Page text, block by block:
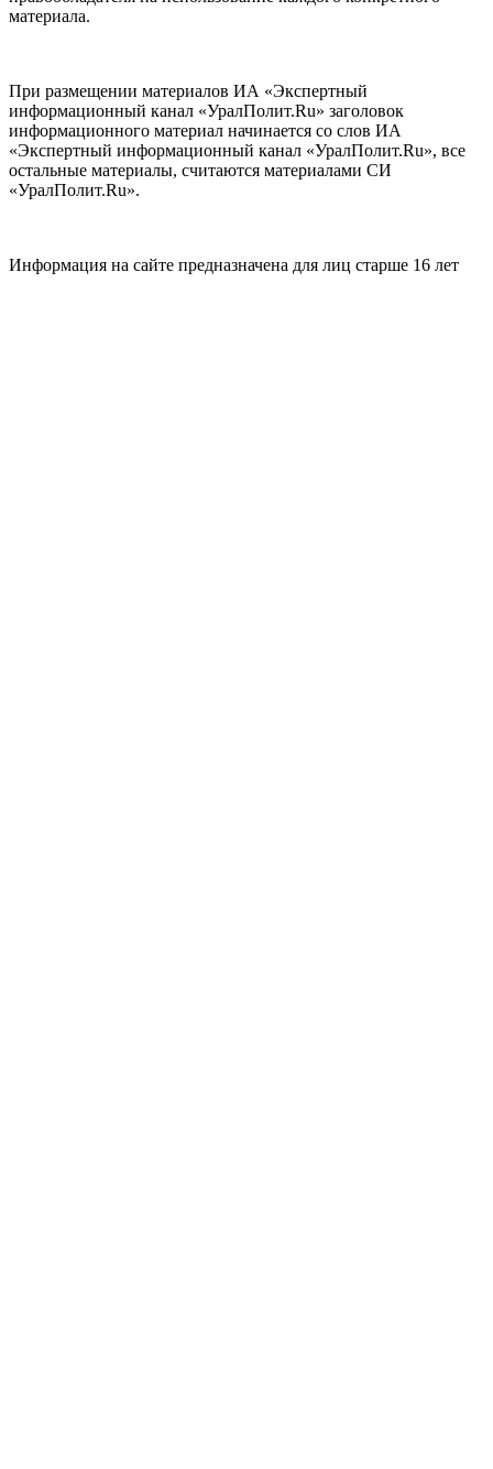
материала.
При размещении материалов ИА «Экспертный
информационный канал «УралПолит.Ru» заголовок
информационного материал начинается со слов ИА
«Экспертный информационный канал «УралПолит.Ru», все
остальные материалы, считаются материалами СИ
«УралПолит.Ru».
Информация на сайте предназначена для лиц старше 16 лет